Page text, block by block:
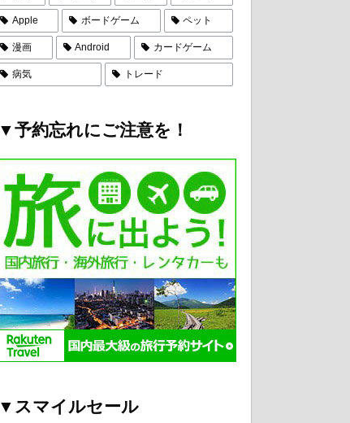
Apple ボードゲーム ペット
漫画 Android カードゲーム
病気 トレード
▼予約忘れにご注意を！
▼スマイルセール